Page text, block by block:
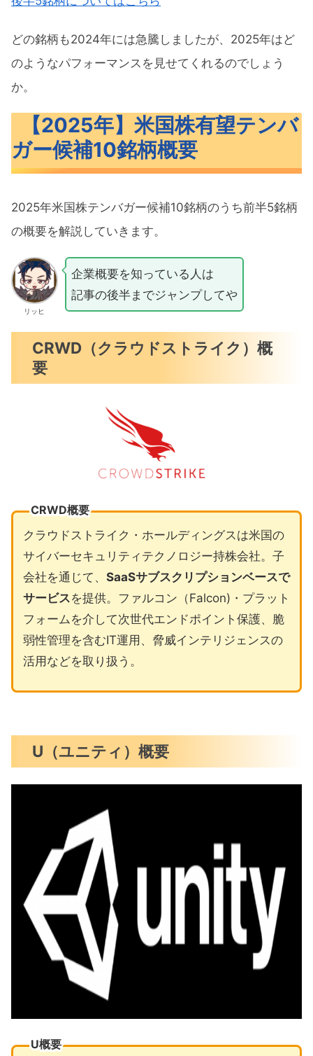
どの銘柄も2024年には急騰しましたが、2025年はど
のようなパフォーマンスを見せてくれるのでしょう
か。
【2025年】米国株有望テンバ
ガー候補10銘柄概要
2025年米国株テンバガー候補10銘柄のうち前半5銘柄
の概要を解説していきます。
リッヒ
企業概要を知っている人は
記事の後半までジャンプしてや
CRWD（クラウドストライク）概
要
CRWD概要
クラウドストライク・ホールディングスは米国の
サイバーセキュリティテクノロジー持株会社。子
会社を通じて、 SaaSサブスクリプションベースで
サービスを提供。ファルコン（Falcon)・プラット
フォームを介して次世代エンドポイント保護、脆
弱性管理を含むIT運用、脅威インテリジェンスの
活用などを取り扱う。
U（ユニティ）概要
U概要